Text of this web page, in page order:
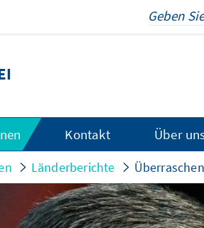
Kontakt Über
Länderberichte